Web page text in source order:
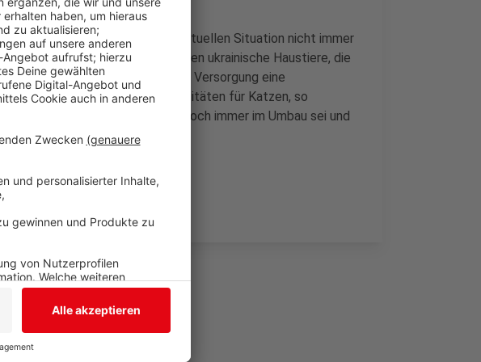
mitbringen, sind aber in der aktuellen Situation nicht immer
die Tiere zu kümmern. Dazu kämen ukrainische Haustiere, die
in Tierheimen sind. Hier sei die Versorgung eine
In Siegen gebe es v.a. Kapazitäten für Katzen, so
schwieriger, weil man hier noch immer im Umbau sei und
könne.